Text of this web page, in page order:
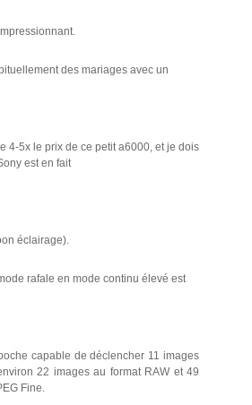
des mariages avec un
4-5x le prix de ce petit a6000, et je dois
est en fait
éclairage).
rafale en mode continu élevé est
capable de déclencher 11 images
22 images au format RAW et 49
Fine.